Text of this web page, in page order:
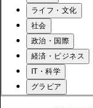
ライフ・文化
社会
政治・国際
経済・ビジネス
IT・科学
グラビア